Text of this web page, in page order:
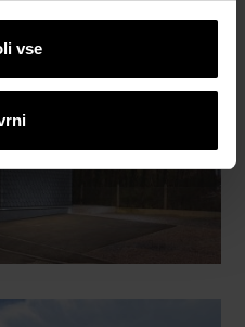
vse